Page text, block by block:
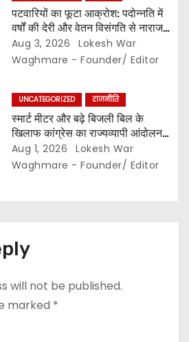
पटवारियों का फूटा आक्रोश: पदोन्नति में
वर्षों की देरी और वेतन विसंगति से नाराज,,
संघ ने कलेक्टर से की तत्काल कार्रवाई की
मांग…
Aug 3, 2026
Lokesh War
Waghmare - Founder/ Editor
UNCATEGORIZED राजनीति
स्मार्ट मीटर और बढ़े बिजली बिल के
खिलाफ कांग्रेस का राज्यव्यापी आंदोलन,,
2 अगस्त से घर-घर अभियान,, दाम घटाने
और 400 यूनिट हाफ योजना बहाल करने
Aug 1, 2026
Lokesh War
Waghmare - Founder/ Editor
will not be published.
marked *